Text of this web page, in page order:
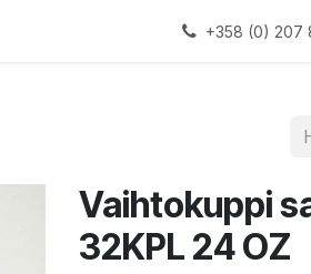
+358 (0) 207
Vaihtokuppi
32KPL 24 OZ